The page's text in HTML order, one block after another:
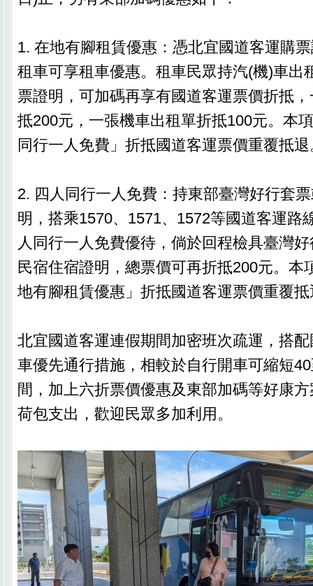
1. 在地有腳租賃優惠：憑北宜國道客運購
租車可享租車優惠。租車民眾持汽(機)車出
票證明，可加碼再享有國道客運票價折抵
抵200元，一張機車出租單折抵100元。本
同行一人免費」折抵國道客運票價重覆抵退
2. 四人同行一人免費：持東部臺灣好行套
明，搭乘1570、1571、1572等國道客運路
人同行一人免費優待，倘於回程檢具臺灣
民宿住宿證明，總票價可再折抵200元。本
地有腳租賃優惠」折抵國道客運票價重覆
北宜國道客運連假期間加密班次疏運，搭
車優先通行措施，相較於自行開車可縮短
間，加上六折票價優惠及東部加碼等好康
荷包支出，歡迎民眾多加利用。